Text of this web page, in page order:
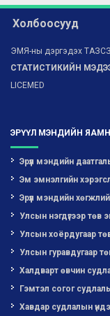
Холбоосууд
ЭМЯ-ны дэргэдэх ТАЗСЗ
СТАТИСТИКИЙН
LICEMED
ЭРҮҮЛ МЭНДИЙН
Эрүүл мэндийн
Эм эмнэлгийн
Эрүүл мэндийн
Улсын нэгдүгээр төв
Улсын хоёрдугаар
Улсын гуравдугаар
Халдварт өвчин
Гэмтэл согог
Хавдар судлалын